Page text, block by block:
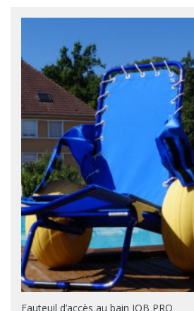
Fauteuil d’accès au bain JOB PRO